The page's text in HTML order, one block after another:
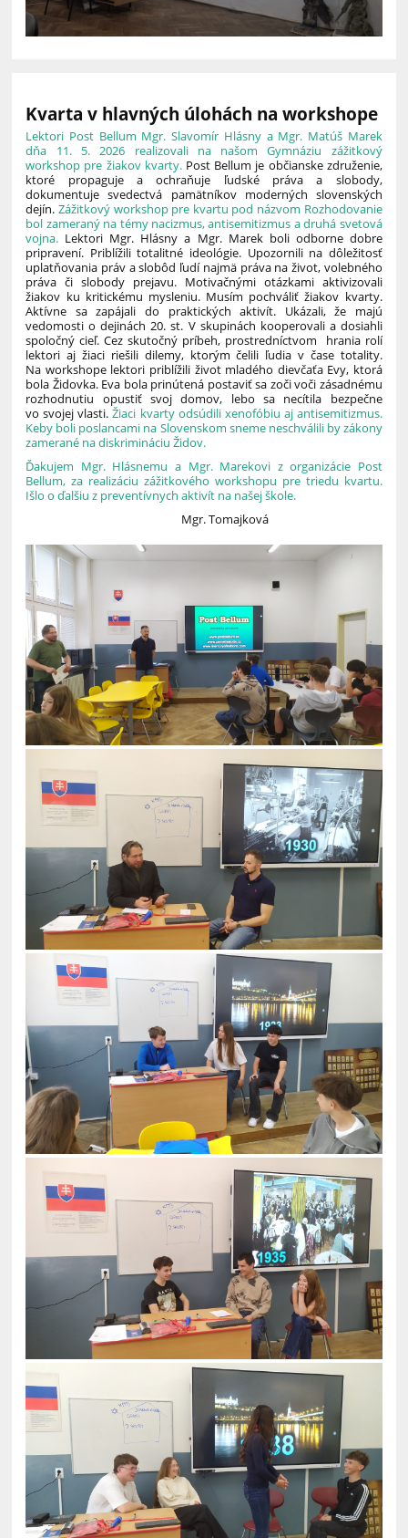
Kvarta v hlavných úlohách na workshope
Lektori Post Bellum Mgr. Slavomír Hlásny a Mgr. Matúš Marek
dňa 11. 5. 2026 realizovali na našom Gymnáziu zážitkový
workshop pre žiakov kvarty. Post Bellum je občianske združenie,
ktoré propaguje a ochraňuje ľudské práva a slobody,
dokumentuje svedectvá pamätníkov moderných slovenských
dejín. Zážitkový workshop pre kvartu pod názvom Rozhodovanie
bol zameraný na témy nacizmus, antisemitizmus a druhá svetová
vojna. Lektori Mgr. Hlásny a Mgr. Marek boli odborne dobre
pripravení. Priblížili totalitné ideológie. Upozornili na dôležitosť
uplatňovania práv a slobôd ľudí najmä práva na život, volebného
práva či slobody prejavu. Motivačnými otázkami aktivizovali
žiakov ku kritickému mysleniu. Musím pochváliť žiakov kvarty.
Aktívne sa zapájali do praktických aktivít. Ukázali, že majú
vedomosti o dejinách 20. st. V skupinách kooperovali a dosiahli
spoločný cieľ. Cez skutočný príbeh, prostredníctvom hrania rolí
lektori aj žiaci riešili dilemy, ktorým čelili ľudia v čase totality.
Na workshope lektori priblížili život mladého dievčaťa Evy, ktorá
bola Židovka. Eva bola prinútená postaviť sa zoči voči zásadnému
rozhodnutiu opustiť svoj domov, lebo sa necítila bezpečne
vo svojej vlasti.Žiaci kvarty odsúdili xenofóbiu aj antisemitizmus.
Keby boli poslancami na Slovenskom sneme neschválili by zákony
zamerané na diskrimináciu Židov.
Ďakujem Mgr. Hlásnemu a Mgr. Marekovi z organizácie Post
Bellum, za realizáciu zážitkového workshopu pre triedu kvartu.
Išlo o ďalšiu z preventívnych aktivít na našej škole.
Mgr. Tomajková